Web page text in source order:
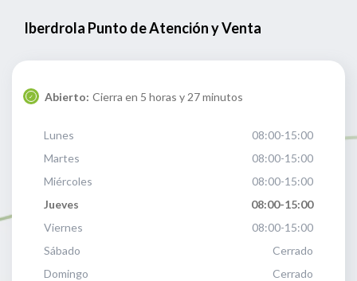
Iberdrola Punto de Atención y Venta
Abierto: Cierra en 5 horas y 27 minutos
Lunes
08:00-15:00
Martes
08:00-15:00
Miércoles
08:00-15:00
Jueves
08:00-15:00
Viernes
08:00-15:00
Sábado
Cerrado
Domingo
Cerrado